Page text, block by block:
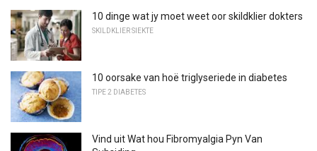
10 dinge wat jy moet weet oor skildklier dokters
SKILDKLIER SIEKTE
10 oorsake van hoë triglyseriede in diabetes
TIPE 2 DIABETES
Vind uit Wat hou Fibromyalgia Pyn Van